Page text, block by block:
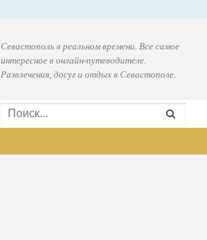
Севастополь в реальном времени. Все самое
интересное в онлайн-путеводителе.
Развлечения, досуг и отдых в Севастополе.